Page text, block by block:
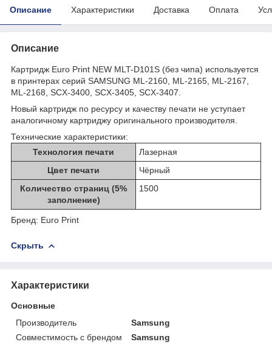
Описание Характеристики Доставка Оплата
Описание
Картридж Euro Print NEW MLT-D101S (без чипа) используется
в принтерах серий SAMSUNG ML-2160, ML-2165, ML-2167,
ML-2168, SCX-3400, SCX-3405, SCX-3407.
Новый картридж по ресурсу и качеству печати не уступает
аналогичному картриджу оригинального производителя.
Технические характеристики:
Технология печати
Лазерная
Цвет печати
Чёрный
Количество страниц (5%
заполнение)
1500
Бренд: Euro Print
Скрыть
Характеристики
Основные
Производитель
Samsung
Совместимость с брендом
Samsung